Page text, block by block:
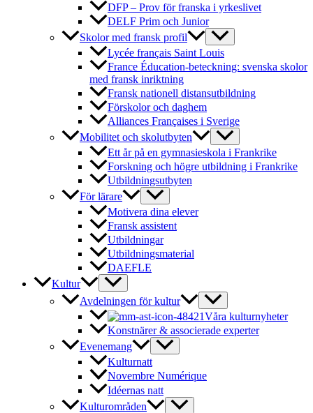
DFP – Prov för franska i yrkeslivet
DELF Prim och Junior
Skolor med fransk profil
Lycée français Saint Louis
France Éducation-beteckning: svenska skolor
med fransk inriktning
Fransk nationell distansutbildning
Förskolor och daghem
Alliances Françaises i Sverige
Mobilitet och skolutbyten
Ett år på en gymnasieskola i Frankrike
Forskning och högre utbildning i Frankrike
Utbildningsutbyten
För lärare
Motivera dina elever
Fransk assistent
Utbildningar
Utbildningsmaterial
DAEFLE
Kultur
Avdelningen för kultur
Våra kulturnyheter
Konstnärer & associerade experter
Evenemang
Kulturnatt
Novembre Numérique
Idéernas natt
Kulturområden